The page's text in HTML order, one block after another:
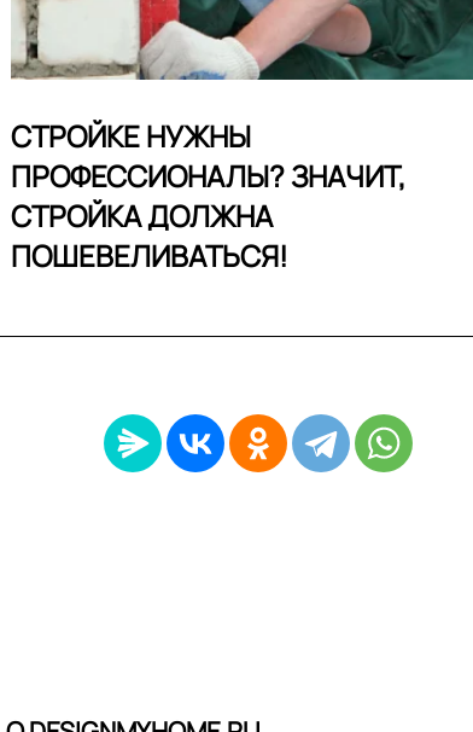
СТРОЙКЕ НУЖНЫ
ПРОФЕССИОНАЛЫ? ЗНАЧИТ,
СТРОЙКА ДОЛЖНА
ПОШЕВЕЛИВАТЬСЯ!